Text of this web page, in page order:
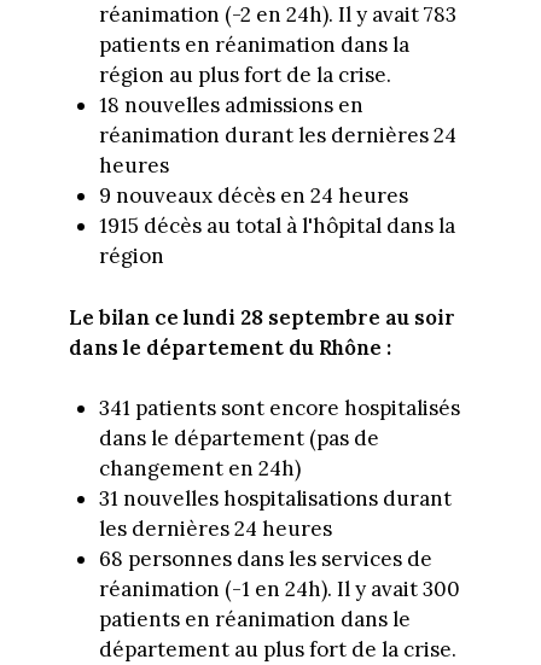
réanimation (-2 en 24h). Il y avait 783
patients en réanimation dans la
région au plus fort de la crise.
18 nouvelles admissions en
réanimation durant les dernières 24
heures
9 nouveaux décès en 24 heures
1915 décès au total à l'hôpital dans la
région
Le bilan ce lundi 28 septembre au soir
dans le département du Rhône :
341 patients sont encore hospitalisés
dans le département (pas de
changement en 24h)
31 nouvelles hospitalisations durant
les dernières 24 heures
68 personnes dans les services de
réanimation (-1 en 24h). Il y avait 300
patients en réanimation dans le
département au plus fort de la crise.